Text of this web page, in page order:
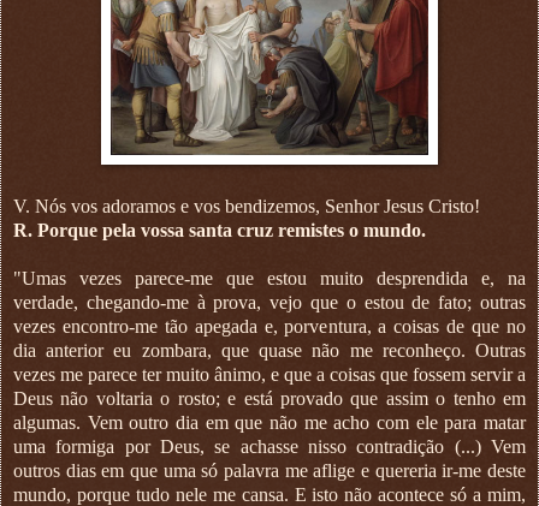
V. Nós vos adoramos e vos bendizemos, Senhor Jesus Cristo!
R. Porque pela vossa santa cruz remistes o mundo.
"Umas vezes parece-me que estou muito desprendida e, na
verdade, chegando-me à prova, vejo que o estou de fato; outras
vezes encontro-me tão apegada e, porventura, a coisas de que no
dia anterior eu zombara, que quase não me reconheço. Outras
vezes me parece ter muito ânimo, e que a coisas que fossem servir a
Deus não voltaria o rosto; e está provado que assim o tenho em
algumas. Vem outro dia em que não me acho com ele para matar
uma formiga por Deus, se achasse nisso contradição (...) Vem
outros dias em que uma só palavra me aflige e quereria ir-me deste
mundo, porque tudo nele me cansa. E isto não acontece só a mim,